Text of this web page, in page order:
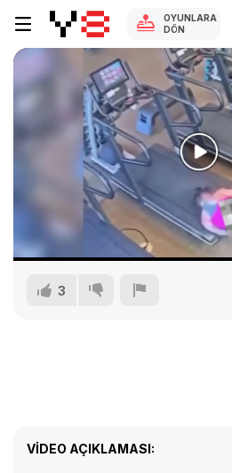
OYUNLARA
DÖN
3
VIDEO AÇIKLAMASI: